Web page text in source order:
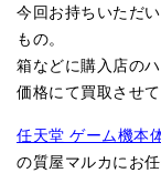
今回お持ちいただ
もの。
箱などに購入店の
価格にて買取させ
任天堂 ゲーム機本
の質屋マルカにお任